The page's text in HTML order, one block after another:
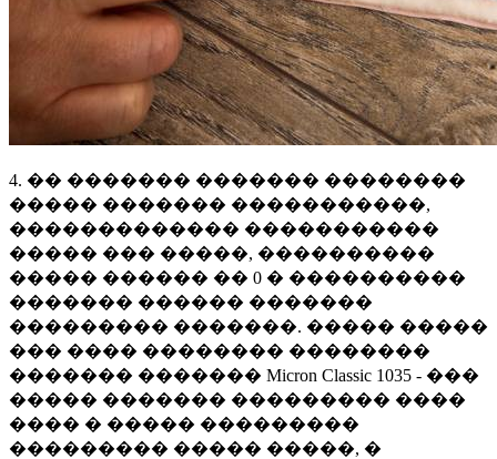
4. �� ������� ������� ��������
����� ������� �����������,
������������� �����������
����� ��� �����, ����������
����� ������ �� 0 � ����������
������� ������ �������
��������� �������. ����� �����
��� ���� �������� ��������
������� ������� Micron Classic 1035 - ���
����� ������� ��������� ����
���� � ����� ���������
��������� ����� �����, �